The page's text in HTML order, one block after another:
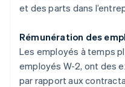
et des parts dans
Rémunération des
Les employés à temps
employés W-2, ont des
par rapport aux